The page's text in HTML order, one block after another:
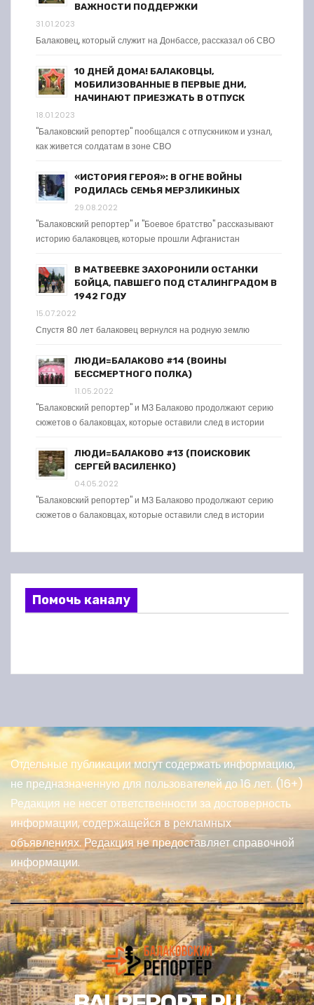
ВАЖНОСТИ ПОДДЕРЖКИ
31.01.2023
Балаковец, который служит на Донбассе, рассказал об СВО
10 ДНЕЙ ДОМА! БАЛАКОВЦЫ,
МОБИЛИЗОВАННЫЕ В ПЕРВЫЕ ДНИ,
НАЧИНАЮТ ПРИЕЗЖАТЬ В ОТПУСК
18.01.2023
"Балаковский репортер" пообщался с отпускником и узнал,
как живется солдатам в зоне СВО
«ИСТОРИЯ ГЕРОЯ»: В ОГНЕ ВОЙНЫ
РОДИЛАСЬ СЕМЬЯ МЕРЗЛИКИНЫХ
29.08.2022
"Балаковский репортер" и "Боевое братство" рассказывают
историю балаковцев, которые прошли Афганистан
В МАТВЕЕВКЕ ЗАХОРОНИЛИ ОСТАНКИ
БОЙЦА, ПАВШЕГО ПОД СТАЛИНГРАДОМ В
1942 ГОДУ
15.07.2022
Спустя 80 лет балаковец вернулся на родную землю
ЛЮДИ=БАЛАКОВО #14 (ВОИНЫ
БЕССМЕРТНОГО ПОЛКА)
11.05.2022
"Балаковский репортер" и МЗ Балаково продолжают серию
сюжетов о балаковцах, которые оставили след в истории
ЛЮДИ=БАЛАКОВО #13 (ПОИСКОВИК
СЕРГЕЙ ВАСИЛЕНКО)
04.05.2022
"Балаковский репортер" и МЗ Балаково продолжают серию
сюжетов о балаковцах, которые оставили след в истории
Помочь каналу
Отдельные публикации могут содержать информацию,
не предназначенную для пользователей до 16 лет. (16+)
Редакция не несет ответственности за достоверность
информации, содержащейся в рекламных
объявлениях. Редакция не предоставляет справочной
информации.